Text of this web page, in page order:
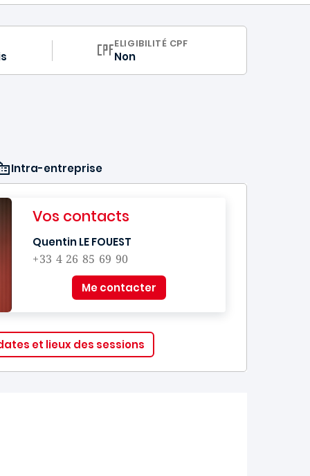
ELIGIBILITÉ CPF
Non
Intra-entreprise
Vos contacts
Quentin LE FOUEST
+33 4 26 85 69 90
Me contacter
et lieux des sessions